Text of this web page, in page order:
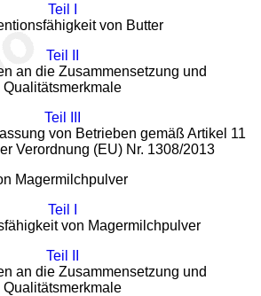
Teil I
von Butter
Teil II
an die Zusammensetzung und
Qualitätsmerkmale
Teil III
von Betrieben gemäß Artikel 11
Verordnung (EU) Nr. 1308/2013
Magermilchpulver
Teil I
von Magermilchpulver
Teil II
an die Zusammensetzung und
Qualitätsmerkmale